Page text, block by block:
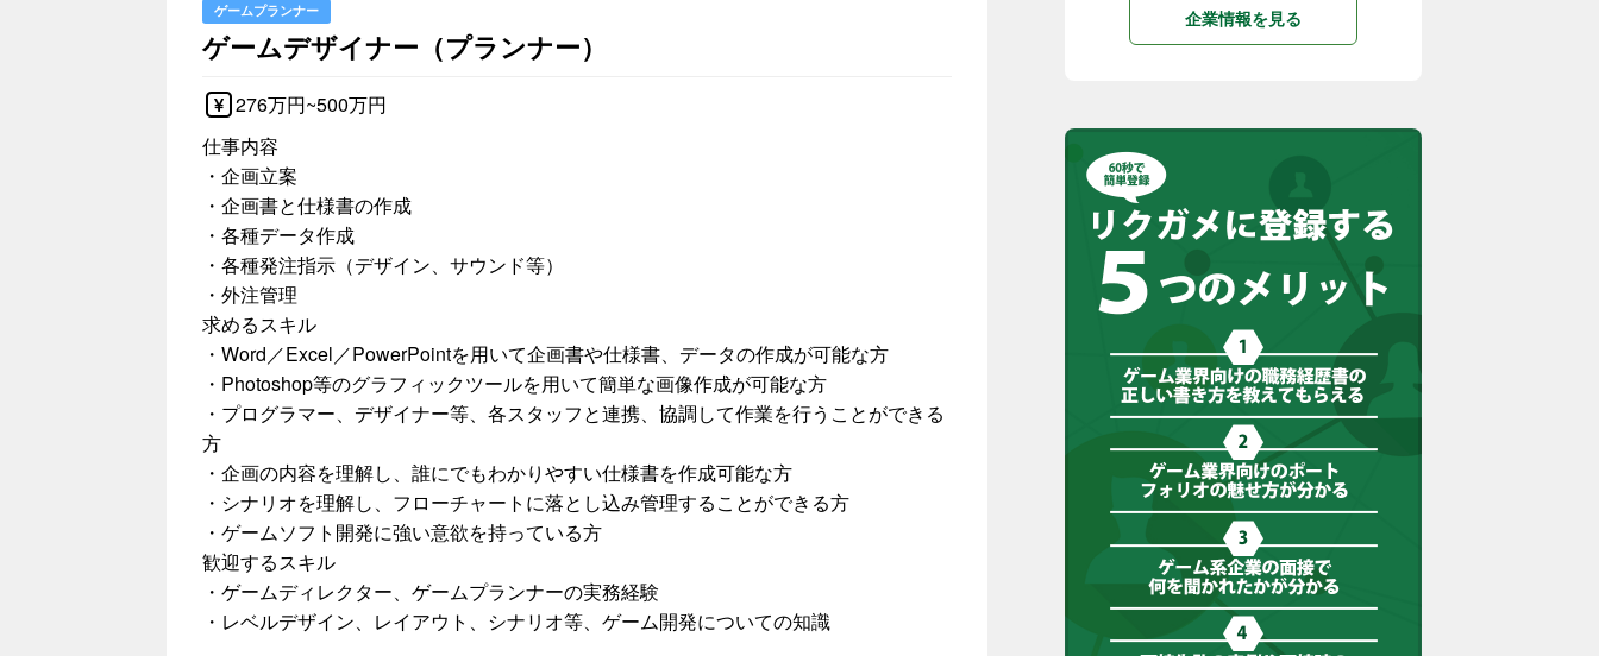
ゲームプランナー
ゲームデザイナー（プランナー）
276万円~500万円
仕事内容
・企画立案
・企画書と仕様書の作成
・各種データ作成
・各種発注指示（デザイン、サウンド等）
・外注管理
求めるスキル
・Word／Excel／PowerPointを用いて企画書や仕様書、データの作成が可能な方
・Photoshop等のグラフィックツールを用いて簡単な画像作成が可能な方
・プログラマー、デザイナー等、各スタッフと連携、協調して作業を行うことができる
方
・企画の内容を理解し、誰にでもわかりやすい仕様書を作成可能な方
・シナリオを理解し、フローチャートに落とし込み管理することができる方
・ゲームソフト開発に強い意欲を持っている方
歓迎するスキル
・ゲームディレクター、ゲームプランナーの実務経験
・レベルデザイン、レイアウト、シナリオ等、ゲーム開発についての知識
企業情報を見る